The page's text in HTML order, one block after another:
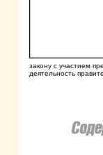
закону с участием
деятельность